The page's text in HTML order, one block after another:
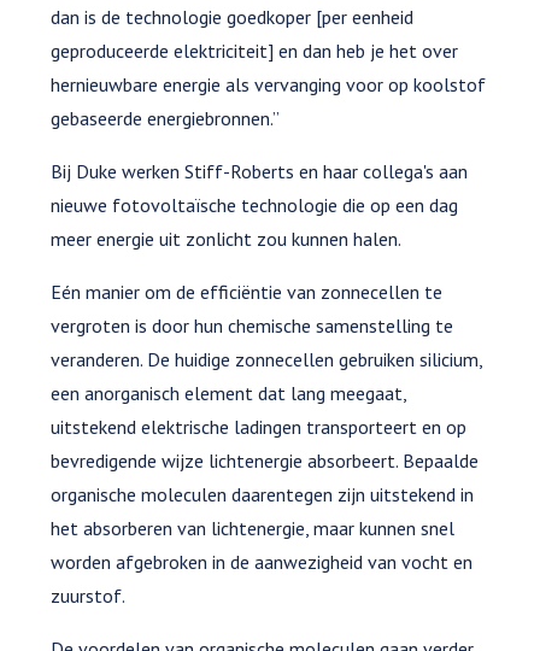
dan is de technologie goedkoper [per eenheid
geproduceerde elektriciteit] en dan heb je het over
hernieuwbare energie als vervanging voor op koolstof
gebaseerde energiebronnen.”
Bij Duke werken Stiff-Roberts en haar collega's aan
nieuwe fotovoltaïsche technologie die op een dag
meer energie uit zonlicht zou kunnen halen.
Eén manier om de efficiëntie van zonnecellen te
vergroten is door hun chemische samenstelling te
veranderen. De huidige zonnecellen gebruiken silicium,
een anorganisch element dat lang meegaat,
uitstekend elektrische ladingen transporteert en op
bevredigende wijze lichtenergie absorbeert. Bepaalde
organische moleculen daarentegen zijn uitstekend in
het absorberen van lichtenergie, maar kunnen snel
worden afgebroken in de aanwezigheid van vocht en
zuurstof.